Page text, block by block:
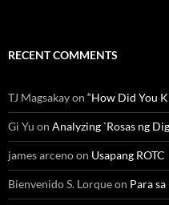
RECENT COMMENTS
TJ Magsakayon “How Did You
Gi Yu on Analyzing `Rosas ng
james arcenoon Usapang ROTC
Bienvenido S. Lorqueon Para